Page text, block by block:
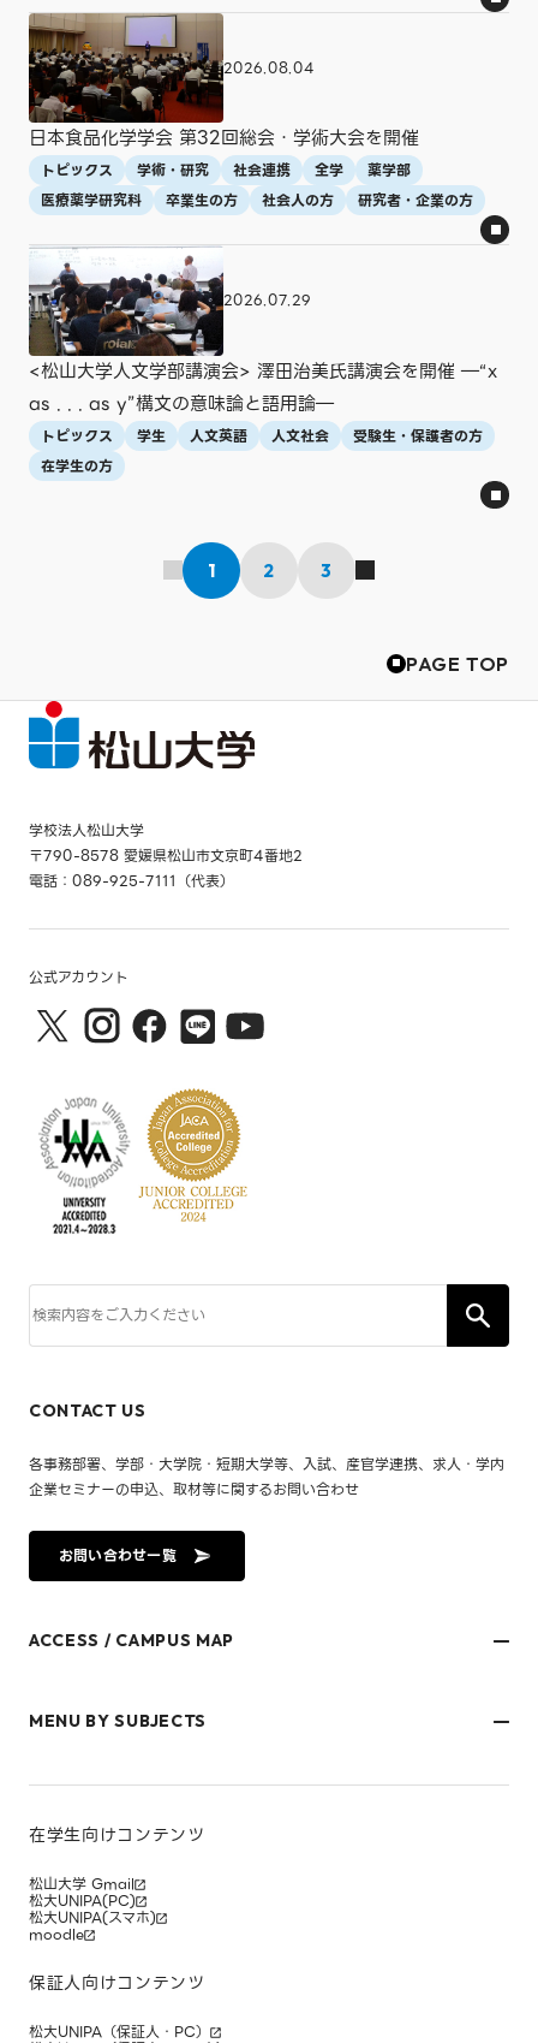
2026.08.04
日本食品化学学会 第32回総会・学術大会を開催
トピックス 学術・研究 社会連携 全学
薬学部
医療薬学研究科
卒業生の方 社会人の方 研究者・企業の方
2026.07.29
<松山大学人文学部講演会> 澤田治美氏講演会を開催 ―“x
as . . . as y”構文の意味論と語用論―
トピックス 学生 人文英語 人文社会
受験生・保護者の方
在学生の方
1 2 3
PAGE TOP
学校法人松山大学
〒790-8578 愛媛県松山市文京町4番地2
電話：089-925-7111（代表）
公式アカウント
CONTACT US
各事務部署、学部・大学院・短期大学等、入試、産官学連携、求人・学内
企業セミナーの申込、取材等に関するお問い合わせ
お問い合わせ一覧
ACCESS / CAMPUS MAP
御幸キャンパス(運動施設)
キャンパスマップ
MENU BY SUBJECTS
在学生・保護者のみなさま
研究者・企業のみなさま
在学生向けコンテンツ
松山大学 Gmail
松大UNIPA(PC)
松大UNIPA(スマホ)
moodle
保証人向けコンテンツ
松大UNIPA（保証人・PC）